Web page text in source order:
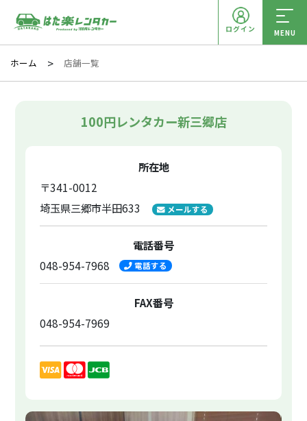
ログイン MENU
ホーム 店舗一覧
100円レンタカー新三郷店
所在地
〒341-0012
埼玉県三郷市半田633
メールする
電話番号
048-954-7968
電話する
FAX番号
048-954-7969